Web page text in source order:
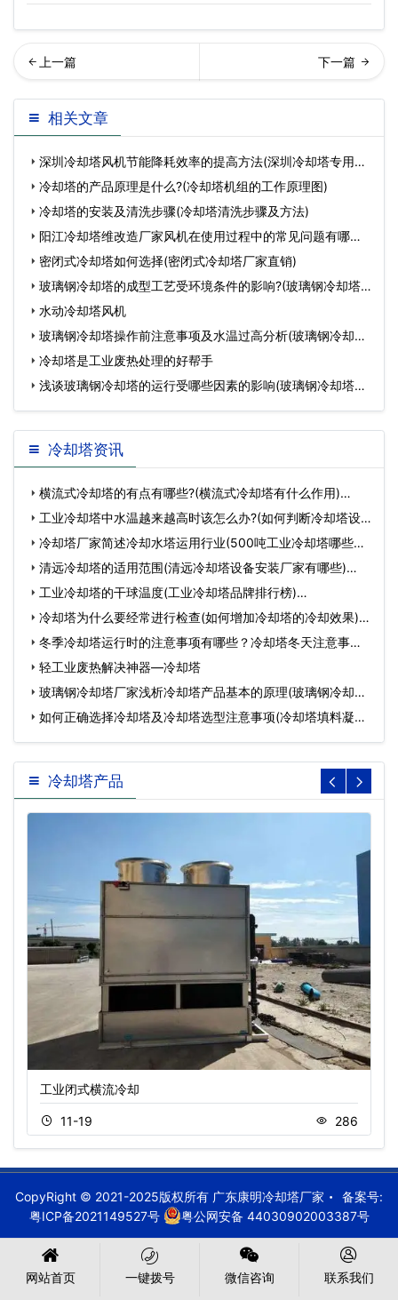
却塔选型时十五大注意事项
(张家口方形玻璃钢冷却塔选
闭式冷却塔外壳材料和风筒
结构的选用(闭式不锈钢冷却
相关文章
深圳冷却塔风机节能降耗效率的提高方法(深圳冷却塔专用风
机 冷却塔的产品原理是什么?(冷却塔机组的工作原理图)
冷却塔的安装及清洗步骤(冷却塔清洗步骤及方法)
阳江冷却塔维改造厂家风机在使用过程中的常见问题有哪些
(阳密闭式冷却塔如何选择(密闭式冷却塔厂家直销)
玻璃钢冷却塔的成型工艺受环境条件的影响?(玻璃钢冷却塔
厂 水动冷却塔风机
玻璃钢冷却塔操作前注意事项及水温过高分析(玻璃钢冷却塔
图 冷却塔是工业废热处理的好帮手
浅谈玻璃钢冷却塔的运行受哪些因素的影响(玻璃钢冷却塔的
危
冷却塔资讯
横流式冷却塔的有点有哪些?(横流式冷却塔有什么作用)…
工业冷却塔中水温越来越高时该怎么办?(如何判断冷却塔设
备…冷却塔厂家简述冷却水塔运用行业(500吨工业冷却塔哪些厂
家…清远冷却塔的适用范围(清远冷却塔设备安装厂家有哪些)…
工业冷却塔的干球温度(工业冷却塔品牌排行榜)…
冷却塔为什么要经常进行检查(如何增加冷却塔的冷却效果)…
冬季冷却塔运行时的注意事项有哪些？冷却塔冬天注意事
项…轻工业废热解决神器—冷却塔
玻璃钢冷却塔厂家浅析冷却塔产品基本的原理(玻璃钢冷却塔
有…如何正确选择冷却塔及冷却塔选型注意事项(冷却塔填料凝固
怎…
冷却塔产品
工业闭式横流冷却
11-19 286
CopyRight © 2021-2025版权所有 广东康明冷却塔厂家
备案号:
粤ICP备2021149527号
粤公网安备 44030902003387号
网站首页 一键拨号 微信咨询 联系我们